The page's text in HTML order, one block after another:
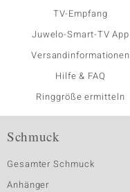
TV-Empfang
Juwelo-Smart-TV App
Versandinformationen
Hilfe & FAQ
Ringgröße ermitteln
Schmuck
Gesamter Schmuck
Anhänger